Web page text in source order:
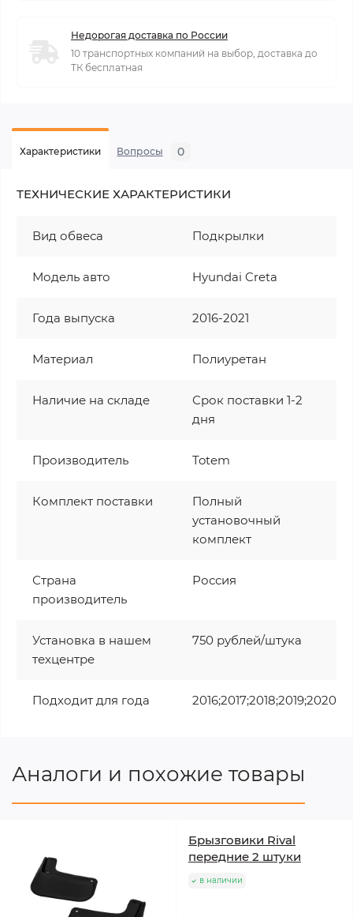
Недорогая доставка по России
10 транспортных компаний на выбор, доставка до
ТК бесплатная
Характеристики Вопросы 0
ТЕХНИЧЕСКИЕ ХАРАКТЕРИСТИКИ
Вид обвеса Подкрылки
Модель авто Hyundai Creta
Года выпуска 2016-2021
Материал Полиуретан
Наличие на складе
Срок поставки 1-2
дня
Производитель Totem
Комплект поставки
Полный
установочный
комплект
Страна
производитель
Россия
Установка в нашем
техцентре
750 рублей/штука
Подходит для года 2016;2017;2018;2019;2020
Аналоги и похожие товары
Брызговики Rival
передние 2 штуки
в наличии